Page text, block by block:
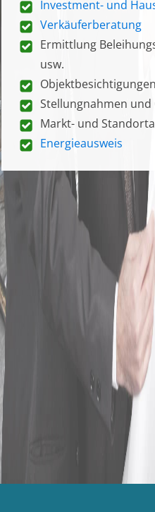
Investment- und
Verkäuferberatung
Ermittlung
usw.
Objektbesichtigungen
Stellungnahmen
Markt- und
Energieausweis